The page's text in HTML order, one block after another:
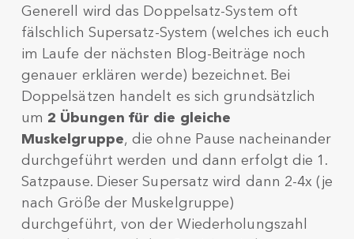
Generell wird das Doppelsatz-System oft
fälschlich Supersatz-System (welches ich euch
im Laufe der nächsten Blog-Beiträge noch
genauer erklären werde) bezeichnet. Bei
Doppelsätzen handelt es sich grundsätzlich
um2 Übungen für die gleiche
Muskelgruppe, die ohne Pause nacheinander
durchgeführt werden und dann erfolgt die 1.
Satzpause. Dieser Supersatz wird dann 2-4x (je
nach Größe der Muskelgruppe)
durchgeführt, von der Wiederholungszahl